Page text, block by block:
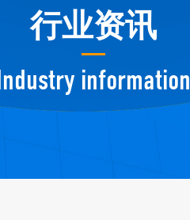
行业资讯
information